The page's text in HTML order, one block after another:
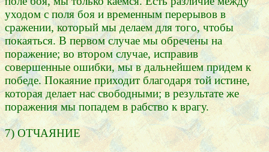
уходом с поля боя и временным перерывов в
сражении, который мы делаем для того, чтобы
покаяться. В первом случае мы обречены на
поражение; во втором случае, исправив
совершенные ошибки, мы в дальнейшем придем к
победе. Покаяние приходит благодаря той истине,
которая делает нас свободными; в результате же
поражения мы попадем в рабство к врагу.
7) ОТЧАЯНИЕ